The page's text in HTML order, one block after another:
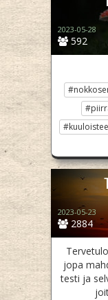
592
2023-05-28
2884
2023-05-23
jopa
testi ja